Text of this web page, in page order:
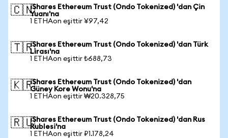
🇨🇳iShares Ethereum Trust (Ondo Tokenized) 'dan Çin
Yuanı'na
1 ETHAon eşittir ¥97,42
🇹🇷iShares Ethereum Trust (Ondo Tokenized) 'dan Türk
Lirası'na
1 ETHAon eşittir ₺688,73
🇰🇷iShares Ethereum Trust (Ondo Tokenized) 'dan
Güney Kore Wonu'na
1 ETHAon eşittir ₩20.328,75
🇷🇺iShares Ethereum Trust (Ondo Tokenized) 'dan Rus
Rublesi'na
1 ETHAon eşittir ₽1.178,24